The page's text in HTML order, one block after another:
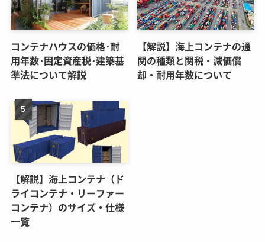
コンテナハウスの価格･耐
用年数･固定資産税･建築基
準法について解説
【解説】海上コンテナの通
関の種類と関税・減価償
却・耐用年数について
【解説】海上コンテナ（ド
ライコンテナ・リーファー
コンテナ）のサイズ・仕様
一覧